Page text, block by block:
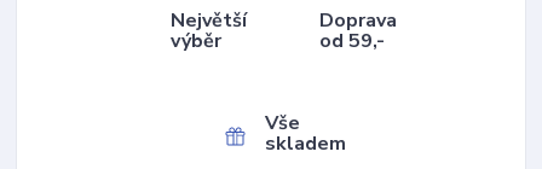
Největší
výběr
Doprava
od 59,-
Vše
skladem